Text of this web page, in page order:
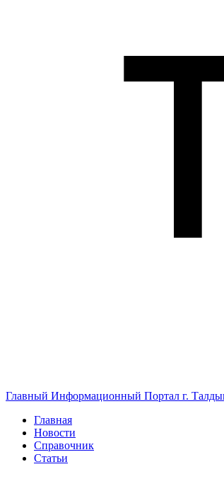
Главный Информационный Портал г.
Главная
Новости
Справочник
Статьи